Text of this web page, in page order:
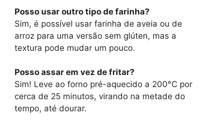
Posso usar outro tipo de farinha?
Sim, é possível usar farinha de aveia ou de
arroz para uma versão sem glúten, mas a
textura pode mudar um pouco.
Posso assar em vez de fritar?
Sim! Leve ao forno pré-aquecido a 200°C por
cerca de 25 minutos, virando na metade do
tempo, até dourar.